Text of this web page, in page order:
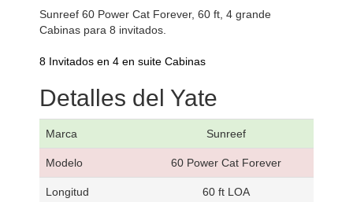
Sunreef 60 Power Cat Forever, 60 ft, 4 grande
Cabinas para 8 invitados.
8 Invitados en 4 en suite Cabinas
Detalles del Yate
Marca Sunreef
Modelo 60 Power Cat Forever
Longitud 60 ft LOA